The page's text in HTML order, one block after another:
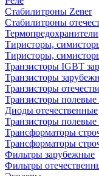
Стабилитроны Zener
Стабилитроны
Термопредохранители
Тиристоры,
Тиристоры,
Транзисторы IGBT
Транзисторы
Транзисторы
Транзисторы
Диоды отечественные
Транзисторы полевые
Трансформаторы
Трансформаторы
Фильтры зарубежные
Фильтры